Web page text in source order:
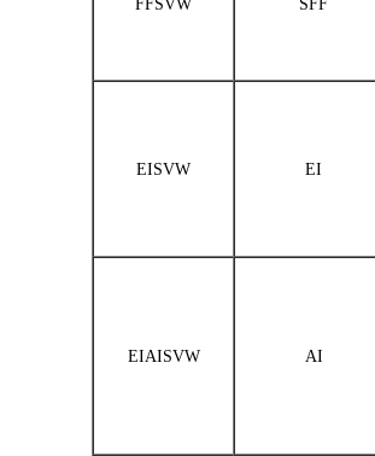
FFSVW SFF
EISVW EI
EIAISVW AI